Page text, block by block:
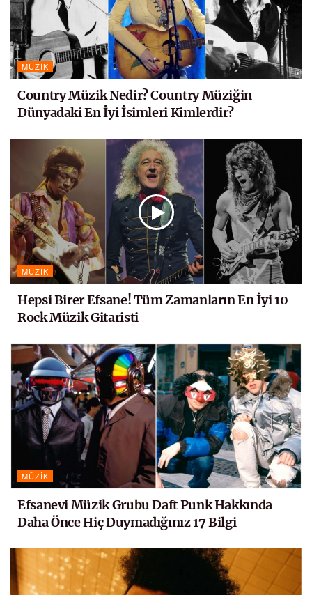
MÜZIK
Country Müzik Nedir? Country Müziğin
Dünyadaki En İyi İsimleri Kimlerdir?
MÜZIK
Hepsi Birer Efsane! Tüm Zamanların En İyi 10
Rock Müzik Gitaristi
MÜZIK
Efsanevi Müzik Grubu Daft Punk Hakkında
Daha Önce Hiç Duymadığınız 17 Bilgi